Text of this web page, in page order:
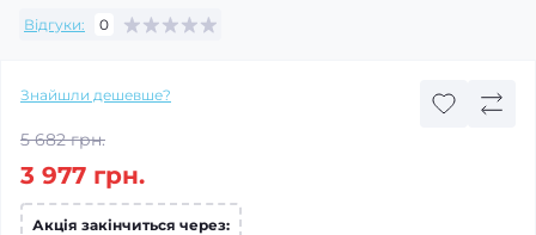
Відгуки: 0
Знайшли дешевше?
5 682 грн.
3 977 грн.
Акція закінчиться через: